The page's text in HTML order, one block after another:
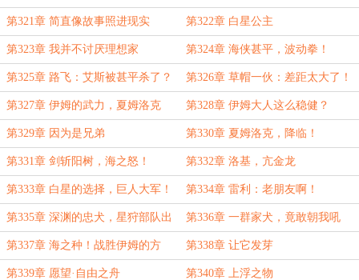
第321章 简直像故事照进现实 第322章 白星公主
第323章 我并不讨厌理想家 第324章 海侠甚平，波动拳！
第325章 路飞：艾斯被甚平杀了？ 第326章 草帽一伙：差距太大了！
第327章 伊姆的武力，夏姆洛克 第328章 伊姆大人这么稳健？
第329章 因为是兄弟 第330章 夏姆洛克，降临！
第331章 剑斩阳树，海之怒！ 第332章 洛基，亢金龙
第333章 白星的选择，巨人大军！ 第334章 雷利：老朋友啊！
第335章 深渊的忠犬，星狩部队出
击！
第336章 一群家犬，竟敢朝我吼
叫？
第337章 海之种！战胜伊姆的方
法！
第338章 让它发芽
第339章 愿望·自由之舟 第340章 上浮之物